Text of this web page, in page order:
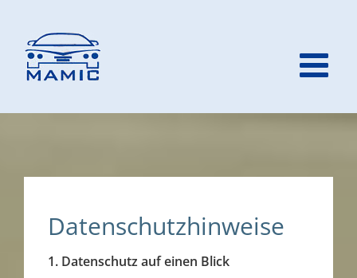
springen
Datenschutzhinweise
1. Datenschutz auf einen Blick